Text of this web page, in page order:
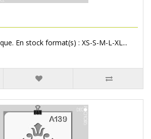
En stock format(s) : XS-S-M-L-XL...